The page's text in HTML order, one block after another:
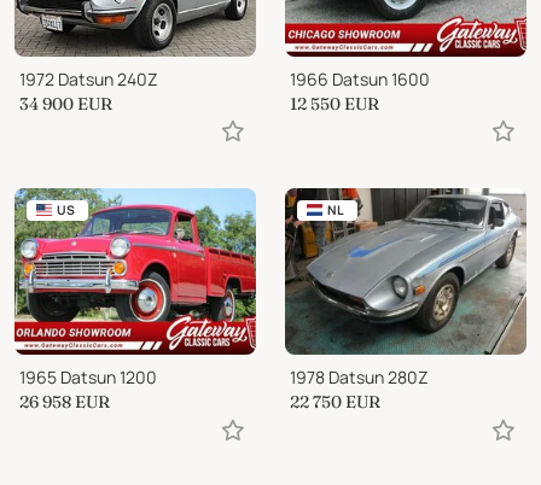
1972 Datsun 240Z
34 900 EUR
1966 Datsun 1600
12 550 EUR
US
1965 Datsun 1200
26 958 EUR
NL
1978 Datsun 280Z
22 750 EUR